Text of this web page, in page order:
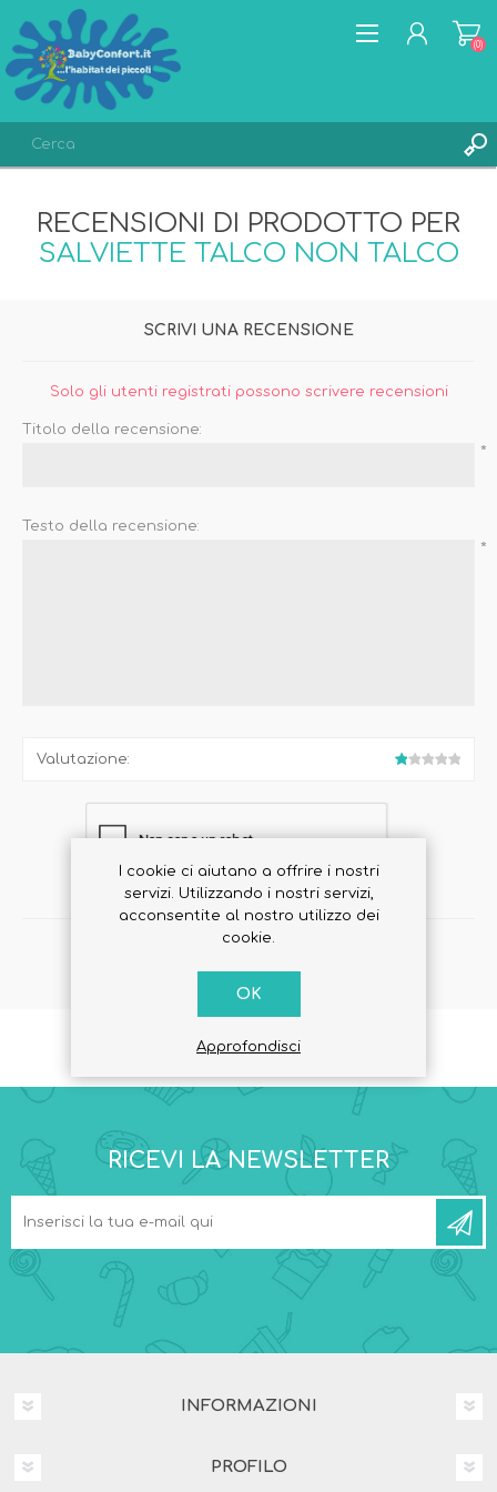
ACCESSO
LISTA DEI DESIDERI
(0)
RECENSIONI DI PRODOTTO PER
SALVIETTE TALCO NON TALCO
SCRIVI UNA RECENSIONE
Solo gli utenti registrati possono scrivere recensioni
Titolo della recensione:
*
Testo della recensione:
*
Valutazione:
RICEVI LA NEWSLETTER
INFORMAZIONI
PROFILO
I cookie ci aiutano a offrire i nostri
servizi. Utilizzando i nostri servizi,
acconsentite al nostro utilizzo dei
cookie.
OK
Approfondisci